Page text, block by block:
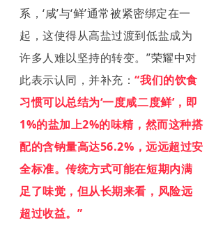
系，‘咸’与‘鲜’通常被紧密绑定在一
起，这使得从高盐过渡到低盐成为
许多人难以坚持的转变。”荣耀中对
此表示认同，并补充：“我们的饮食
习惯可以总结为‘一度咸二度鲜’，即
1%的盐加上2%的味精，然而这种搭
配的含钠量高达56.2%，远远超过安
全标准。传统方式可能在短期内满
足了味觉，但从长期来看，风险远
超过收益。”